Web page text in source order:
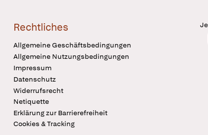
Rechtliches
Allgemeine Geschäftsbedingungen
Allgemeine Nutzungsbedingungen
Impressum
Datenschutz
Widerrufsrecht
Netiquette
Erklärung zur Barrierefreiheit
Cookies & Tracking